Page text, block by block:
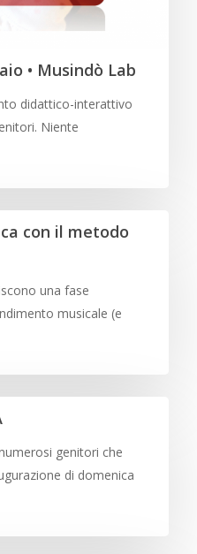
• Musindò Lab
didattico-interattivo
Niente
con il metodo
una fase
musicale (e
genitori che
di domenica